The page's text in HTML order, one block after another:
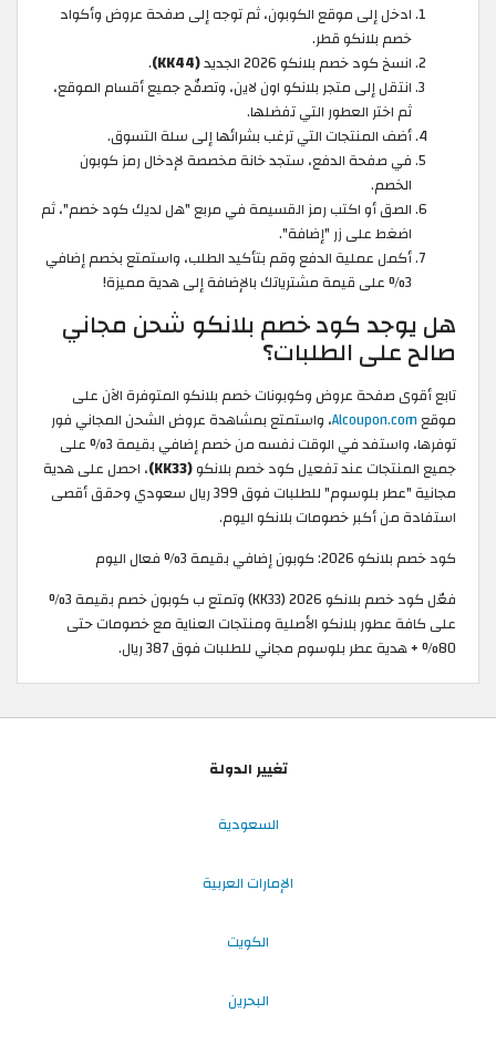
ادخل إلى موقع الكوبون، ثم توجه إلى صفحة عروض وأكواد
خصم بلانكو قطر.
انسخ كود خصم بلانكو 2026 الجديد
(KK44)
.
انتقل إلى متجر بلانكو اون لاين، وتصفّح جميع أقسام الموقع،
ثم اختر العطور التي تفضلها.
أضف المنتجات التي ترغب بشرائها إلى سلة التسوق.
في صفحة الدفع، ستجد خانة مخصصة لإدخال رمز كوبون
الخصم.
الصق أو اكتب رمز القسيمة في مربع "هل لديك كود خصم"، ثم
اضغط على زر "إضافة".
أكمل عملية الدفع وقم بتأكيد الطلب، واستمتع بخصم إضافي
3% على قيمة مشترياتك بالإضافة إلى هدية مميزة!
هل يوجد كود خصم بلانكو شحن مجاني
صالح على الطلبات؟
تابع أقوى صفحة عروض وكوبونات خصم بلانكو المتوفرة الآن على
موقع Alcoupon.com، واستمتع بمشاهدة عروض الشحن المجاني فور
توفرها، واستفد في الوقت نفسه من خصم إضافي بقيمة 3% على
جميع المنتجات عند تفعيل كود خصم بلانكو(KK33)
، احصل على هدية
مجانية "عطر بلوسوم" للطلبات فوق 399 ريال سعودي وحقق أقصى
استفادة من أكبر خصومات بلانكو اليوم.
كود خصم بلانكو 2026: كوبون إضافي بقيمة 3% فعال اليوم
فعّل كود خصم بلانكو 2026 (KK33) وتمتع ب كوبون خصم بقيمة 3%
على كافة عطور بلانكو الأصلية ومنتجات العناية مع خصومات حتى
80% + هدية عطر بلوسوم مجاني للطلبات فوق 387 ريال.
تغيير الدولة
السعودية
الإمارات العربية
الكويت
البحرين